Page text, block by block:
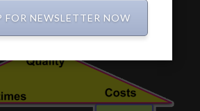
zuinig op onze planeet
FOR NEWSLETTER NOW